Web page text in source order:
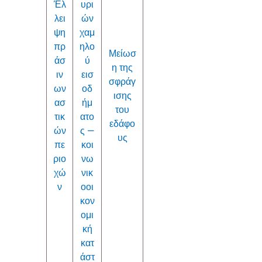
Έλ
λει
ψη
πρ
άσ
ιν
ων
ασ
τικ
ών
πε
ριο
χώ
ν
υρι
ών
χαμ
ηλο
ύ
εισ
οδ
ήμ
ατο
ς —
κοι
νω
νικ
οοι
κον
ομι
κή
κατ
άστ
Μείωσ
η της
σφράγ
ισης
του
εδάφο
υς